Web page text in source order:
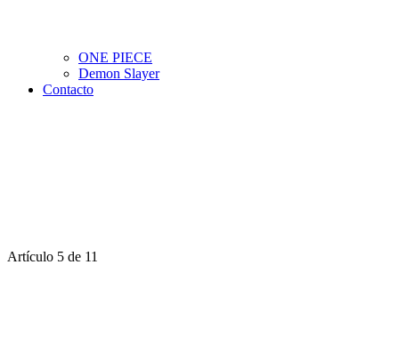
ONE PIECE
Demon Slayer
Contacto
Artículo 5 de 11